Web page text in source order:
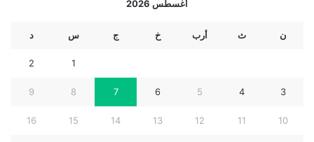
أغسطس 2026
ن ث أرب خ ج س د
1
2
3
4
5
6
7
8
9
10
11
12
13
14
15
16